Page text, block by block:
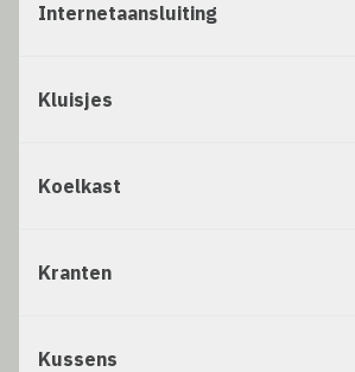
Internetaansluiting
Kluisjes
Koelkast
Kranten
Kussens